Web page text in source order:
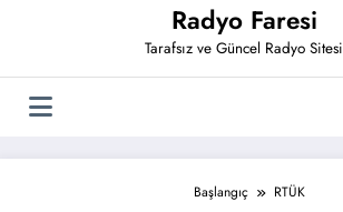
Radyo Faresi
Tarafsız ve Güncel Radyo Sitesi
Başlangıç RTÜK